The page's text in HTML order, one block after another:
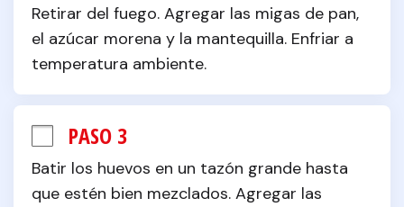
Retirar del fuego. Agregar las migas de pan,
el azúcar morena y la mantequilla. Enfriar a
temperatura ambiente.
PASO 3
Batir los huevos en un tazón grande hasta
que estén bien mezclados. Agregar las